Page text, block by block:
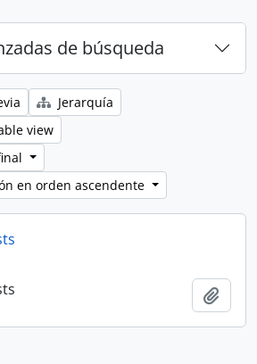
de búsqueda
Jerarquía
view
en orden ascendente